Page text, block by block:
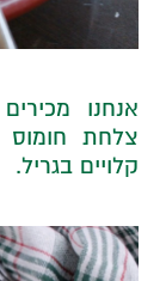
אנחנו
צלחת
קלויים בגריל.